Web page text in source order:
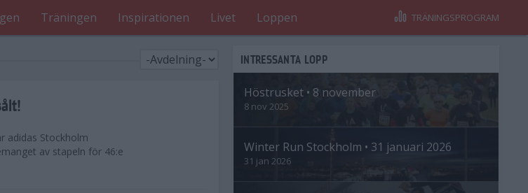
Träningen Inspirationen Livet Loppen TRÄNINGSPROGRAM
adidas Stockholm
av stapeln för 46:e
INTRESSANTA LOPP
Höstrusket • 8 november
8 nov 2025
Winter Run Stockholm • 31 januari 2026
31 jan 2026